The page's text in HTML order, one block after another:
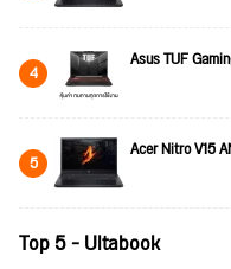
4 Asus TUF
5 Acer Nitro V15
Top 5 - Ultabook